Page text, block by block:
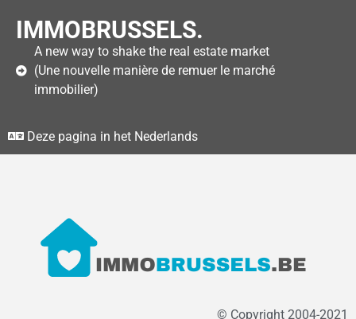
IMMOBRUSSELS.
A new way to shake the real estate market
(Une nouvelle manière de remuer le marché
immobilier)
Deze pagina in het Nederlands
© Copyright 2004-2021